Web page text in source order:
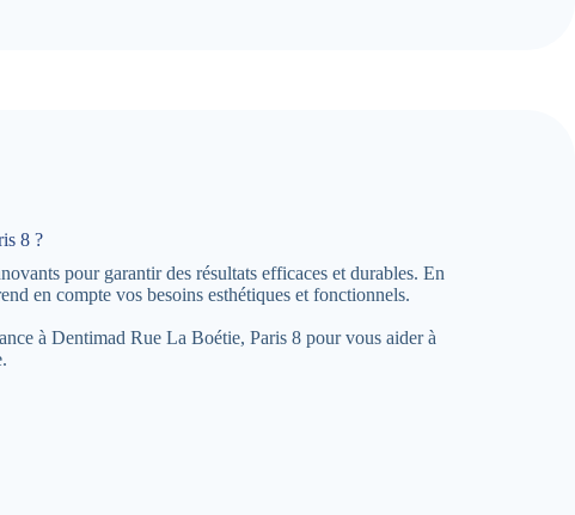
8 ?
pour garantir des résultats efficaces et durables. En
en compte vos besoins esthétiques et fonctionnels.
à Dentimad Rue La Boétie, Paris 8 pour vous aider à